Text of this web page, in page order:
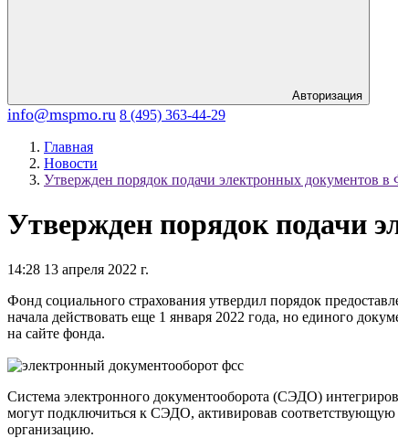
Авторизация
info@mspmo.ru 8 (495) 363-44-29
Главная
Новости
Утвержден порядок подачи электронных документов
Утвержден порядок подачи
14:28 13 апреля 2022 г.
Фонд социального страхования утвердил порядок
начала действовать еще 1 января 2022 года, но единого
на сайте фонда.
Система электронного документооборота (СЭДО)
могут подключиться к СЭДО, активировав
организацию.